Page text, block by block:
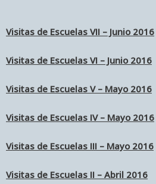
Visitas de Escuelas VII – Junio 2016
Visitas de Escuelas VI – Junio 2016
Visitas de Escuelas V – Mayo 2016
Visitas de Escuelas IV – Mayo 2016
Visitas de Escuelas III – Mayo 2016
Visitas de Escuelas II – Abril 2016